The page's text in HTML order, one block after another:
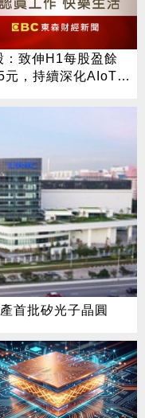
：致伸H1每股盈餘
元，持續深化AIoT、
慧監控、機器人與車
局
首批矽光子晶圓